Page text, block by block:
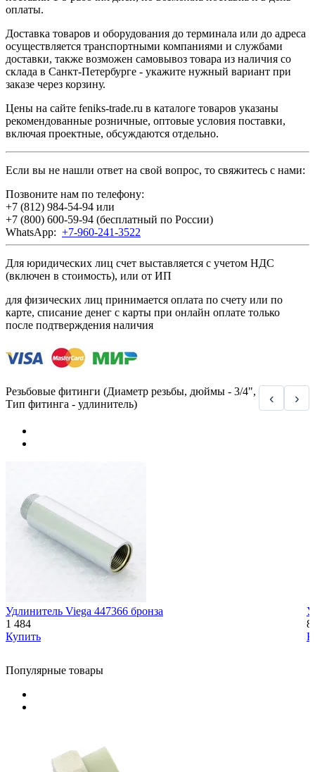
оплаты.
Доставка товаров и оборудования до терминала или до адреса
осуществляется транспортными компаниями и службами
доставки, также возможен самовывоз товара из наличия со
склада в Санкт-Петербурге - укажите нужный вариант при
заказе через корзину.
Цены на сайте feniks-trade.ru в каталоге товаров указаны
рекомендованные розничные, оптовые условия поставки,
включая проектные, обсуждаются отдельно.
Если вы не нашли ответ на свой вопрос, то свяжитесь с нами:
Позвоните нам по телефону:
+7 (812) 984-54-94 или
+7 (800) 600-59-94 (бесплатный по России)
WhatsApp: +7-960-241-3522
Для юридических лиц счет выставляется с учетом НДС
(включен в стоимость), или от ИП
для физических лиц принимается оплата по счету или по
карте, списание денег с карты при онлайн оплате только
после подтверждения наличия
Резьбовые фитинги (Диаметр резьбы, дюймы - 3/4",
Тип фитинга - удлинитель)
‹ ›
Удлинитель Viega 447366 бронза
1 484
Купить
Популярные товары